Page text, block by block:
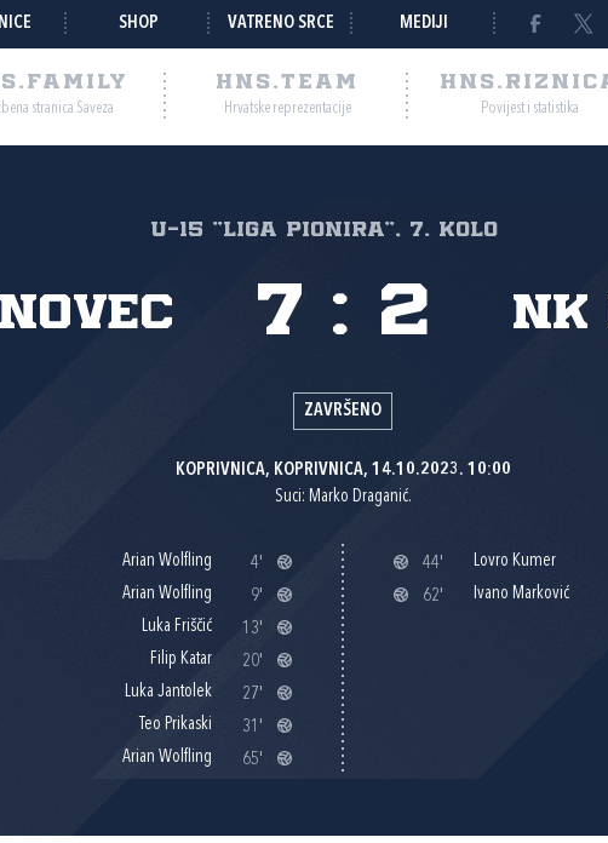
SHOP VATRENO SRCE MEDIJI
stranica Saveza
HNS.TEAM
Hrvatske reprezentacije Povijest i statistika
U-15 "Liga pionira", 7. kolo
7 : 2
ZAVRŠENO
KOPRIVNICA, KOPRIVNICA, 14.10.2023. 10:00
Suci: Marko Draganić.
Arian Wolfling
4'
Arian Wolfling
9'
Luka Friščić
13'
Filip Katar
20'
Luka Jantolek
27'
Teo Prikaski
31'
Arian Wolfling
65'
44'
Lovro Kumer
62'
Ivano Marković